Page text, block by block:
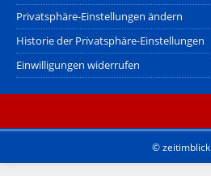
Privatsphäre-Einstellungen ändern
Historie der Privatsphäre-Einstellungen
Einwilligungen widerrufen
© zeitimblick